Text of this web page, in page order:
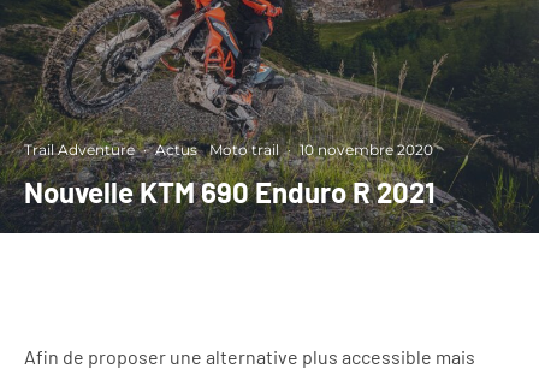
Trail Adventure · Actus Moto trail · 10 novembre 2020
Nouvelle KTM 690 Enduro R 2021
Afin de proposer une alternative plus accessible mais